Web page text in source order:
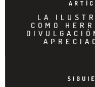
LA
COMO